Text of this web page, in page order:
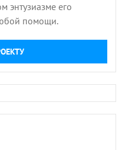
энтузиазме его
помощи.